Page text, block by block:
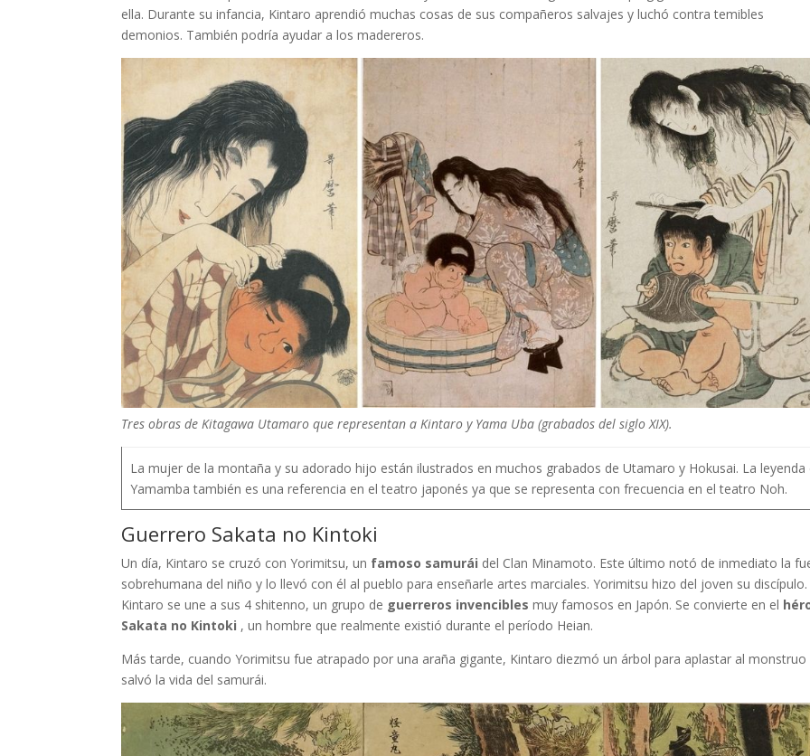
ella. Durante su infancia, Kintaro aprendió muchas cosas de sus compañeros salvajes y luchó contra temibles
demonios. También podría ayudar a los madereros.
Tres obras de Kitagawa Utamaro que representan a Kintaro y Yama Uba (grabados del siglo XIX).
La mujer de la montaña y su adorado hijo están ilustrados en muchos grabados de Utamaro y Hokusai. La leyenda
Yamamba también es una referencia en el teatro japonés ya que se representa con frecuencia en el teatro Noh.
Guerrero Sakata no Kintoki
Un día, Kintaro se cruzó con Yorimitsu, un famoso samurái del Clan Minamoto. Este último notó de inmediato la
sobrehumana del niño y lo llevó con él al pueblo para enseñarle artes marciales. Yorimitsu hizo del joven su discípulo.
Kintaro se une a sus 4 shitenno, un grupo de guerreros invencibles muy famosos en Japón. Se convierte en el
Sakata no Kintoki , un hombre que realmente existió durante el período Heian.
Más tarde, cuando Yorimitsu fue atrapado por una araña gigante, Kintaro diezmó un árbol para aplastar al monstruo
salvó la vida del samurái.